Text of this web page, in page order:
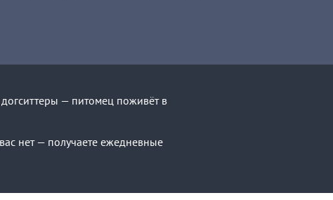
— питомец поживёт в
нет — получаете ежедневные